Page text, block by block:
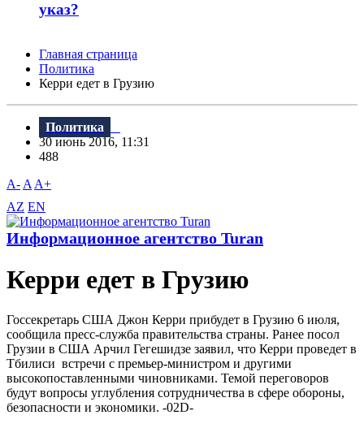
указ?
Главная страница
Политика
Керри едет в Грузию
Политика
30 июнь 2016, 11:31
488
A- A A+
AZ EN
Информационное агентство Turan
Керри едет в Грузию
Госсекретарь США Джон Керри прибудет в Грузию 6 июля,
сообщила пресс-служба правительства страны. Ранее посол
Грузии в США Арчил Гегешидзе заявил, что Керри проведет в
Тбилиси встречи с премьер-министром и другими
высокопоставленными чиновниками. Темой переговоров
будут вопросы углубления сотрудничества в сфере обороны,
безопасности и экономики. -02D-